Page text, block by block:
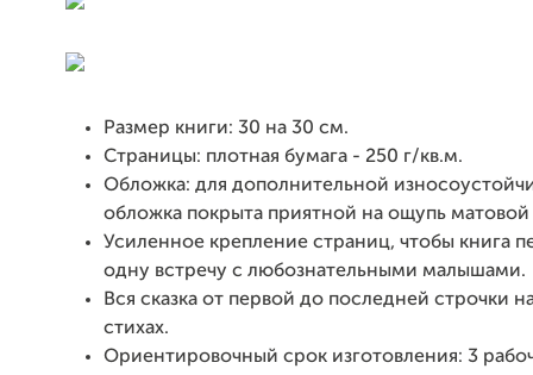
Размер книги: 30 на 30 см.
Страницы: плотная бумага - 250 г/кв.м.
Обложка: для дополнительной
обложка покрыта приятной на ощупь
Усиленное крепление страниц, чтобы книга
одну встречу с любознательными малышами.
Вся сказка от первой до последней строчки
стихах.
Ориентировочный срок изготовления: 3